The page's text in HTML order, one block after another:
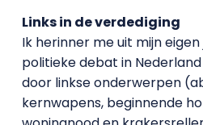
Links in de verdediging
Ik herinner me uit mijn
politieke debat in
door linkse onderwerpen
kernwapens, beginnende